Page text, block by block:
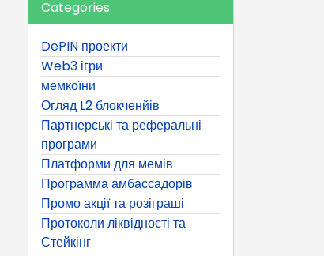
Categories
DePIN проекти
Web3 ігри
мемкоїни
Огляд L2 блокченйів
Партнерські та реферальні
програми
Платформи для мемів
Программа амбассадорів
Промо акції та розіграші
Протоколи ліквідності та
Стейкінг